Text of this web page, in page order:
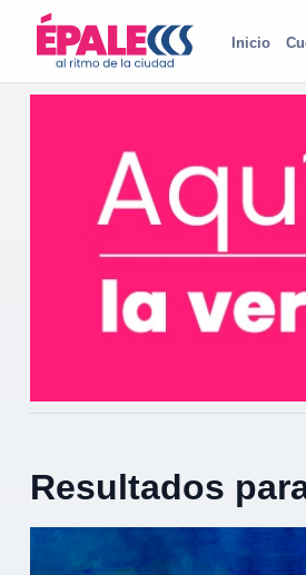
Inicio
Resultados